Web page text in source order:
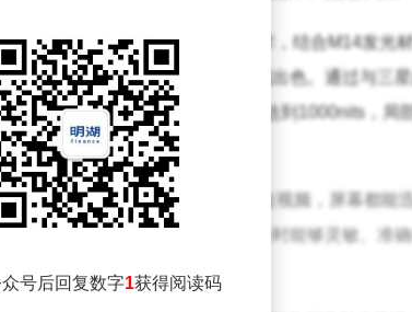
款屏幕采用了2K LEADOLED技术，结合M14发光
、寿命和触控等七大方面均表现出色。通过与三
了发光效率，使得手动峰值亮度达到1000nits，局
同时功耗控制也十分优秀。
色。无论是浏览朋友圈还是观看短视频，屏幕都能
感光技术，屏幕在明暗环境切换时能够灵敏、准确
号后回复数字1获得阅读码